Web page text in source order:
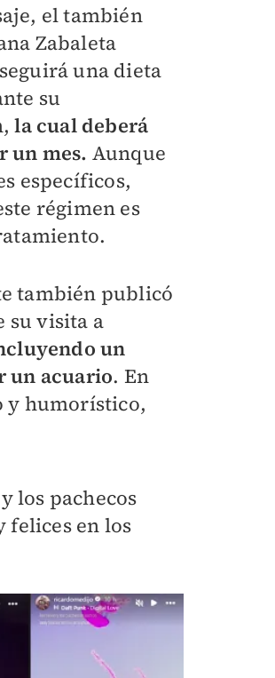
el también
Zabaleta
una dieta
su
la cual deberá
un mes. Aunque
específicos,
régimen es
también publicó
su visita a
un
un acuario. En
y humorístico,
los pachecos
felices en los